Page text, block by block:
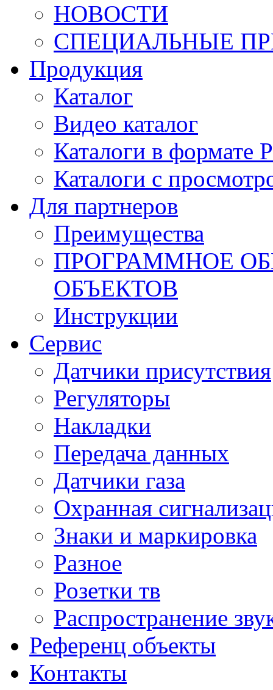
НОВОСТИ
СПЕЦИАЛЬНЫЕ
Продукция
Каталог
Видео каталог
Каталоги в формате
Каталоги с
Для партнеров
Преимущества
ПРОГРАММНОЕ
ОБЪЕКТОВ
Инструкции
Сервис
Датчики присутствия
Регуляторы
Накладки
Передача данных
Датчики газа
Охранная
Знаки и маркировка
Разное
Розетки тв
Распространение
Референц объекты
Контакты